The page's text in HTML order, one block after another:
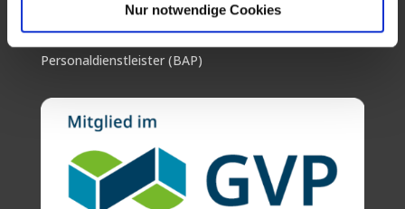
Nur notwendige Cookies
Wir sind Mitglied im Bundesarbeitgeberverband der
Personaldienstleister (BAP)